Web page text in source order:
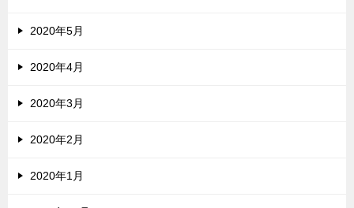
2020年5月
2020年4月
2020年3月
2020年2月
2020年1月